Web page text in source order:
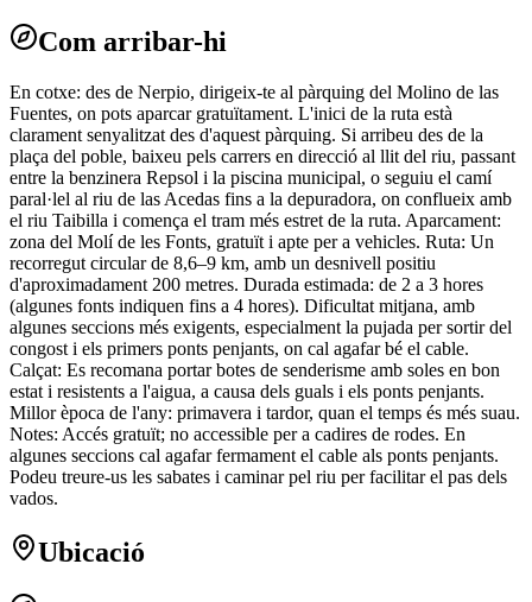
Com arribar-hi
En cotxe: des de Nerpio, dirigeix-te al pàrquing del Molino de las
Fuentes, on pots aparcar gratuïtament. L'inici de la ruta està
clarament senyalitzat des d'aquest pàrquing. Si arribeu des de la
plaça del poble, baixeu pels carrers en direcció al llit del riu, passant
entre la benzinera Repsol i la piscina municipal, o seguiu el camí
paral·lel al riu de las Acedas fins a la depuradora, on conflueix amb
el riu Taibilla i comença el tram més estret de la ruta. Aparcament:
zona del Molí de les Fonts, gratuït i apte per a vehicles. Ruta: Un
recorregut circular de 8,6–9 km, amb un desnivell positiu
d'aproximadament 200 metres. Durada estimada: de 2 a 3 hores
(algunes fonts indiquen fins a 4 hores). Dificultat mitjana, amb
algunes seccions més exigents, especialment la pujada per sortir del
congost i els primers ponts penjants, on cal agafar bé el cable.
Calçat: Es recomana portar botes de senderisme amb soles en bon
estat i resistents a l'aigua, a causa dels guals i els ponts penjants.
Millor època de l'any: primavera i tardor, quan el temps és més suau.
Notes: Accés gratuït; no accessible per a cadires de rodes. En
algunes seccions cal agafar fermament el cable als ponts penjants.
Podeu treure-us les sabates i caminar pel riu per facilitar el pas dels
vados.
Ubicació